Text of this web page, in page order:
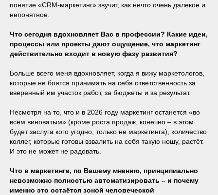
понятие «CRM-маркетинг» звучит, как нечто очень далекое и
непонятное.
Что сегодня вдохновляет Вас в профессии? Какие идеи,
процессы или проекты дают ощущение, что маркетинг
действительно входит в новую фазу развития?
Больше всего меня вдохновляет, когда я вижу маркетологов,
которые не боятся принимать на себя ответственность за
вверенный им участок работ, за бюджеты и за результат.
Несмотря на то, что и в 2026 году маркетинг останется «во
всём виноватым» (кроме роста продаж, конечно – в этом
будет заслуга кого угодно, только не маркетинга), количество
коллег, которые готовы взвалить на себя такую ношу, растёт.
И это не может не радовать.
Что в маркетинге, по Вашему мнению, принципиально
невозможно полностью автоматизировать – и почему
именно это остаётся зоной человеческой